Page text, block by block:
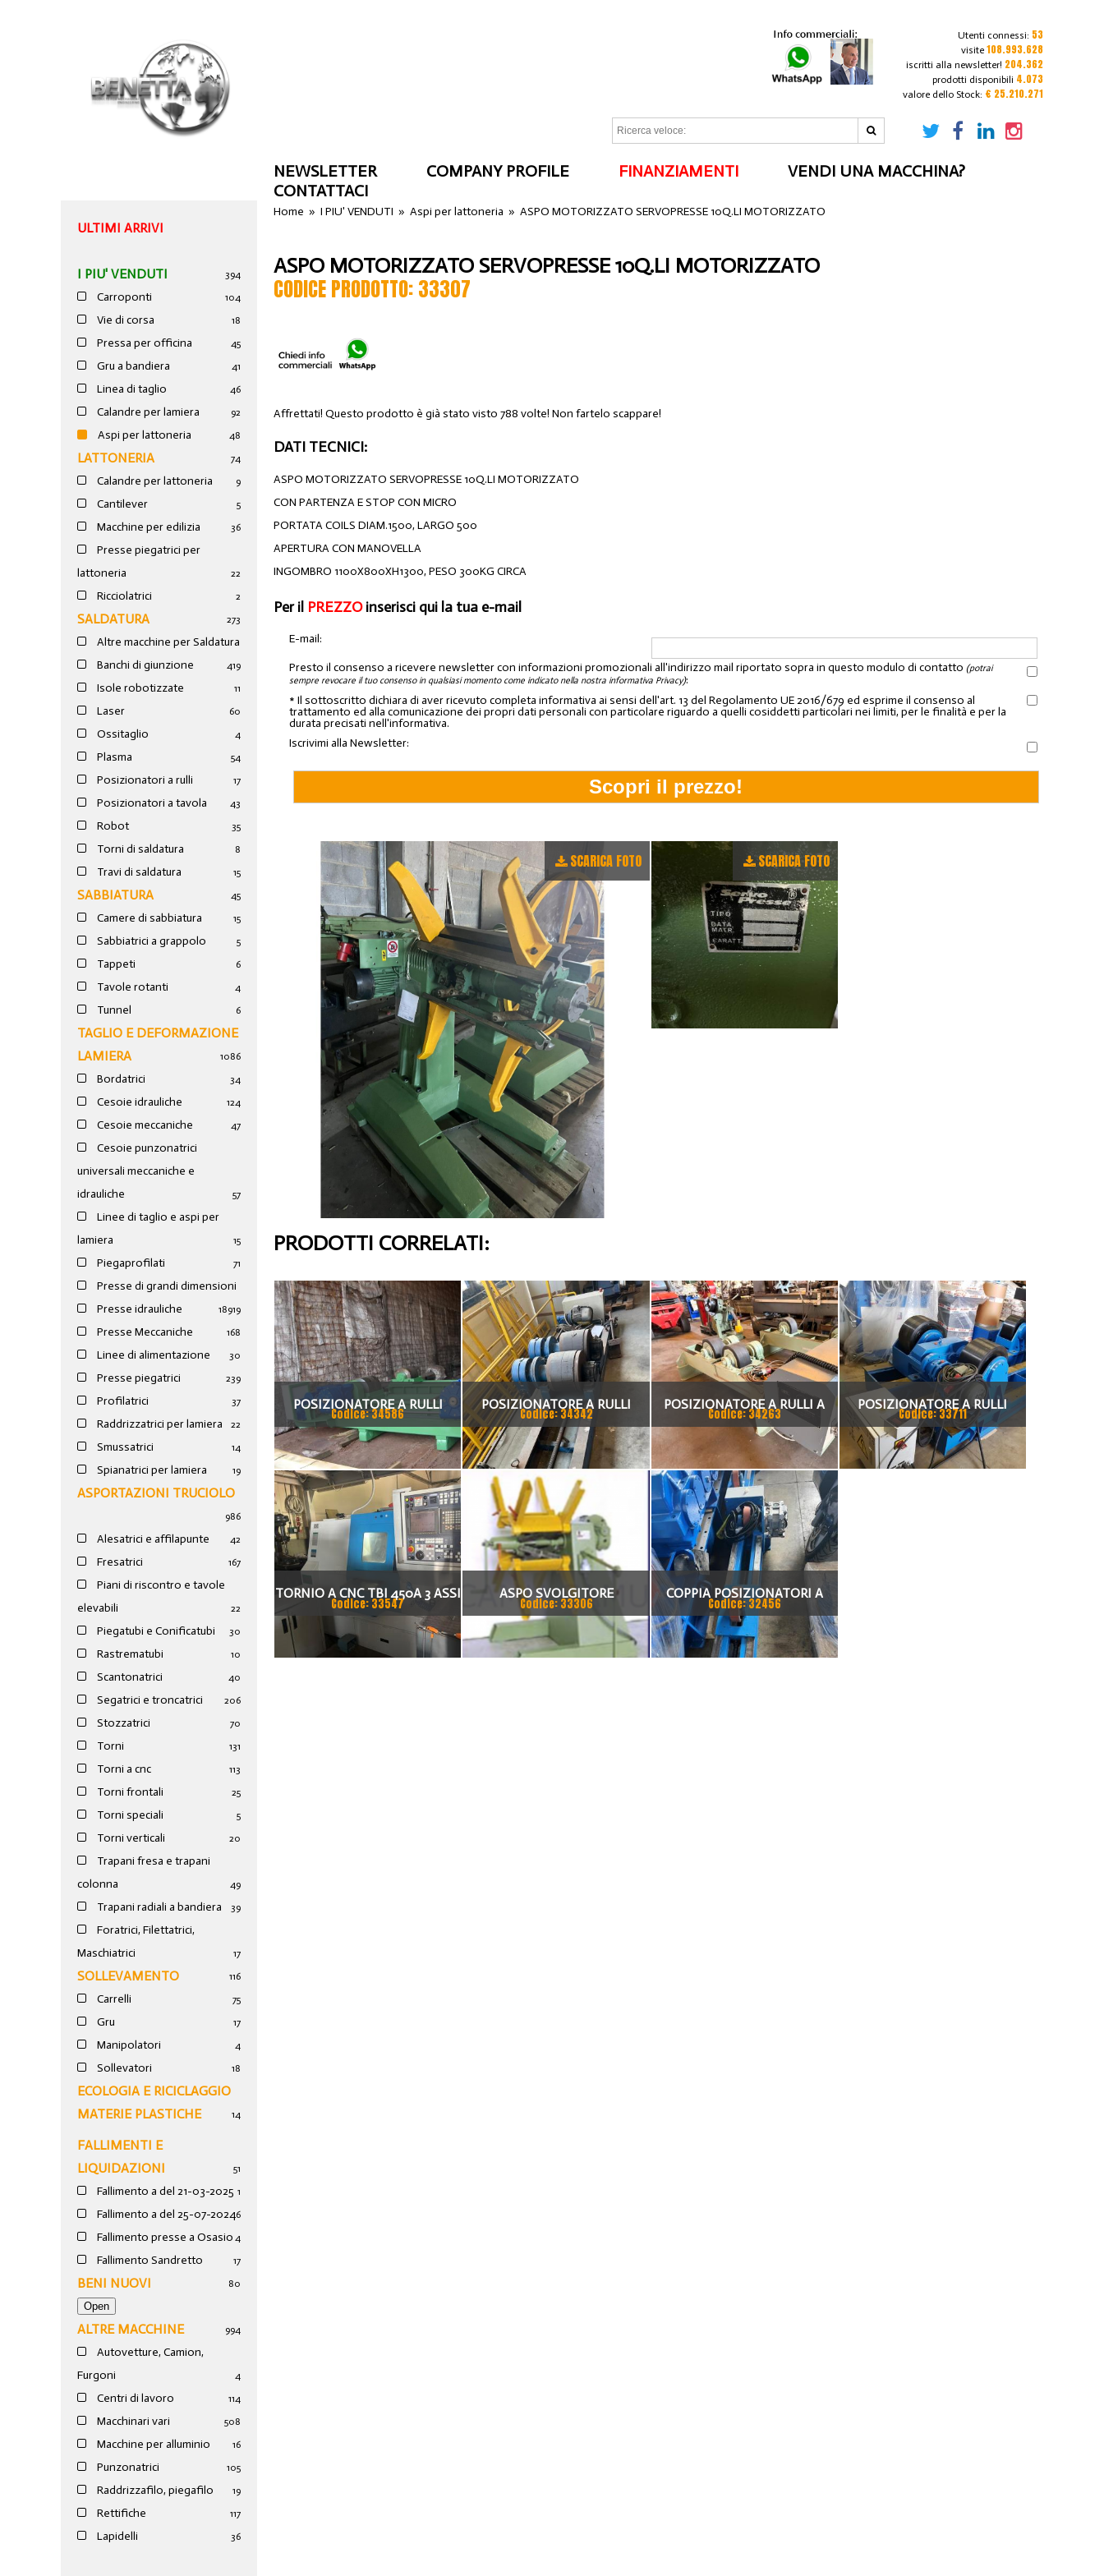
Utenti connessi: 53
visite 108.993.628
iscritti alla newsletter! 204.362
prodotti disponibili 4.073
valore dello Stock: € 25.210.271
NEWSLETTER COMPANY PROFILE FINANZIAMENTI
VENDI UNA MACCHINA?
CONTATTACI
ULTIMI ARRIVI
I PIU' VENDUTI 394
Carroponti 104
Vie di corsa 18
Pressa per officina 45
Gru a bandiera 41
Linea di taglio 46
Calandre per lamiera 92
Aspi per lattoneria 48
LATTONERIA 74
Calandre per lattoneria 9
Cantilever 5
Macchine per edilizia 36
Presse piegatrici per
lattoneria
22
Ricciolatrici 2
SALDATURA 273
Altre macchine per Saldatura
19
Banchi di giunzione 4
Isole robotizzate 11
Laser 60
Ossitaglio 4
Plasma 54
Posizionatori a rulli 17
Posizionatori a tavola 43
Robot 35
Torni di saldatura 8
Travi di saldatura 15
SABBIATURA 45
Camere di sabbiatura 15
Sabbiatrici a grappolo 5
Tappeti 6
Tavole rotanti 4
Tunnel 6
TAGLIO E DEFORMAZIONE
LAMIERA
1086
Bordatrici 34
Cesoie idrauliche 124
Cesoie meccaniche 47
Cesoie punzonatrici
universali meccaniche e
idrauliche
57
Linee di taglio e aspi per
lamiera
15
Piegaprofilati 71
Presse di grandi dimensioni
19
Presse idrauliche 189
Presse Meccaniche 168
Linee di alimentazione 30
Presse piegatrici 239
Profilatrici 37
Raddrizzatrici per lamiera 22
Smussatrici 14
Spianatrici per lamiera 19
ASPORTAZIONI TRUCIOLO
986
Alesatrici e affilapunte 42
Fresatrici 167
Piani di riscontro e tavole
elevabili
22
Piegatubi e Conificatubi 30
Rastrematubi 10
Scantonatrici 40
Segatrici e troncatrici 206
Stozzatrici 70
Torni 131
Torni a cnc 113
Torni frontali 25
Torni speciali 5
Torni verticali 20
Trapani fresa e trapani
colonna
49
Trapani radiali a bandiera 39
Foratrici, Filettatrici,
Maschiatrici
17
SOLLEVAMENTO 116
Carrelli 75
Gru 17
Manipolatori 4
Sollevatori 18
ECOLOGIA E RICICLAGGIO
MATERIE PLASTICHE
14
FALLIMENTI E
LIQUIDAZIONI
51
Fallimento a del 21-03-2025 1
Fallimento a del 25-07-20246
Fallimento presse a Osasio 4
Fallimento Sandretto 17
BENI NUOVI 80
ALTRE MACCHINE 994
Autovetture, Camion,
Furgoni
4
Centri di lavoro 114
Macchinari vari 508
Macchine per alluminio 16
Punzonatrici 105
Raddrizzafilo, piegafilo 19
Rettifiche 117
Lapidelli 36
Home »I PIU' VENDUTI »Aspi per lattoneria »ASPO MOTORIZZATO SERVOPRESSE 10Q.LI MOTORIZZATO
ASPO MOTORIZZATO SERVOPRESSE 10Q.LI MOTORIZZATO
CODICE PRODOTTO: 33307
Affrettati! Questo prodotto è già stato visto 788 volte! Non fartelo scappare!
DATI TECNICI:
ASPO MOTORIZZATO SERVOPRESSE 10Q.LI MOTORIZZATO
CON PARTENZA E STOP CON MICRO
PORTATA COILS DIAM.1500, LARGO 500
APERTURA CON MANOVELLA
INGOMBRO 1100X800XH1300, PESO 300KG CIRCA
Per il PREZZOinserisci qui la tua e-mail
E-mail:
Presto il consenso a ricevere newsletter con informazioni promozionali all'indirizzo mail riportato sopra in questo modulo di contatto (potrai
sempre revocare il tuo consenso in qualsiasi momento come indicato nella nostra informativa Privacy):
* Il sottoscritto dichiara di aver ricevuto completa informativa ai sensi dell'art. 13 del Regolamento UE 2016/679 ed esprime il consenso al
trattamento ed alla comunicazione dei propri dati personali con particolare riguardo a quelli cosiddetti particolari nei limiti, per le finalità e per la
durata precisati nell'informativa.
Iscrivimi alla Newsletter:
SCARICA FOTO SCARICA FOTO
PRODOTTI CORRELATI:
POSIZIONATORE A RULLI
FOLLE E MOTORIZZATO 200
TON
Codice: 34586
POSIZIONATORE A RULLI
FORME E MOTORIZZATO 30
TON
Codice: 34342
POSIZIONATORE A RULLI A
FOLLE MOTORIZZATO SIMAC
Codice: 34263
POSIZIONATORE A RULLI
MOTORIZZATO 60 TON
Codice: 33711
TORNIO A CNC TBI 450A 3 ASSI
MOTORIZZATO
Codice: 33547
ASPO SVOLGITORE
MOTORIZZATO CAMU – SERIE
L –
Codice: 33306
COPPIA POSIZIONATORI A
RULLI FOLLE E MOTORIZZATO
NUOVI
Codice: 32456